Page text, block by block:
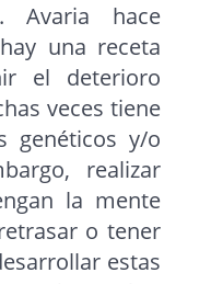
Avaria hace
una receta
el deterioro
veces tiene
genéticos y/o
realizar
la mente
o tener
estas